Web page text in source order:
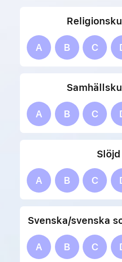
A B C
A B C
Slöjd
A B C
Svenska/svenska
A B C